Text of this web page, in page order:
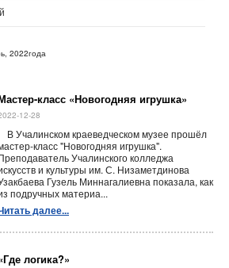
2022года
класс «Новогодняя игрушка»
12-28
В Учалинском краеведческом музее прошёл
класс "Новогодняя игрушка".
Учалинского колледжа
и культуры им. С. Низаметдинова
Гузель Миннагалиевна показала, как
подручных материа...
далее...
логика?»